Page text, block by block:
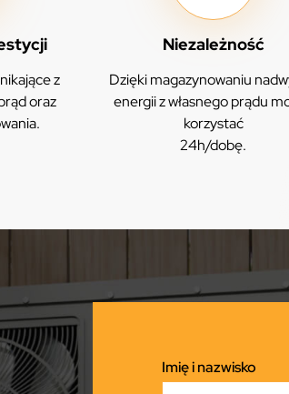
z
oraz
Niezależność
Dzięki magazynowaniu
energii z własnego prądu
korzystać
24h/dobę.
Imię i nazwisko